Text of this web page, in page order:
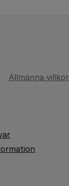
Allmänna villkor